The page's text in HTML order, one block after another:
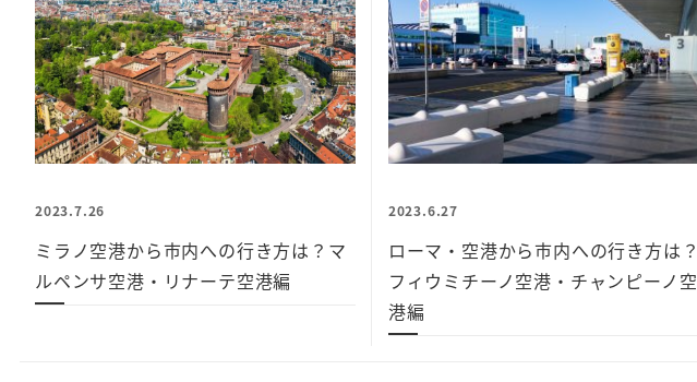
2023.7.26
ミラノ空港から市内への行き方は？マ
ルペンサ空港・リナーテ空港編
2023.6.27
ローマ・空港から市内への行き方は？
フィウミチーノ空港・チャンピーノ空
港編